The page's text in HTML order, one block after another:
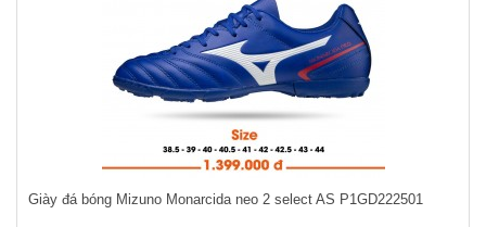
Giày đá bóng Mizuno Monarcida neo 2 select AS P1GD222501